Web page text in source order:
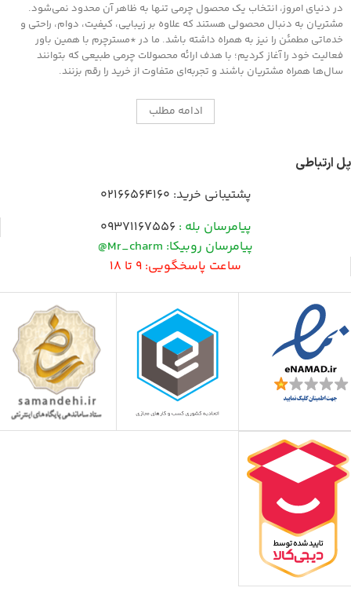
در دنیای امروز، انتخاب یک محصول چرمی تنها به ظاهر آن محدود نمی‌شود.
مشتریان به دنبال محصولی هستند که علاوه بر زیبایی، کیفیت، دوام، راحتی و
خدماتی مطمئن را نیز به همراه داشته باشد. ما در *مسترچرم با همین باور
فعالیت خود را آغاز کردیم؛ با هدف ارائه محصولات چرمی طبیعی که بتوانند
سال‌ها همراه مشتریان باشند و تجربه‌ای متفاوت از خرید را رقم بزنند.
ادامه مطلب
پل ارتباطی
پشتیبانی خرید: 02166564160
پیامرسان بله : 09371167556
پیامرسان روبیکا: Mr_charm@
ساعت پاسخگویی: 9 تا 18